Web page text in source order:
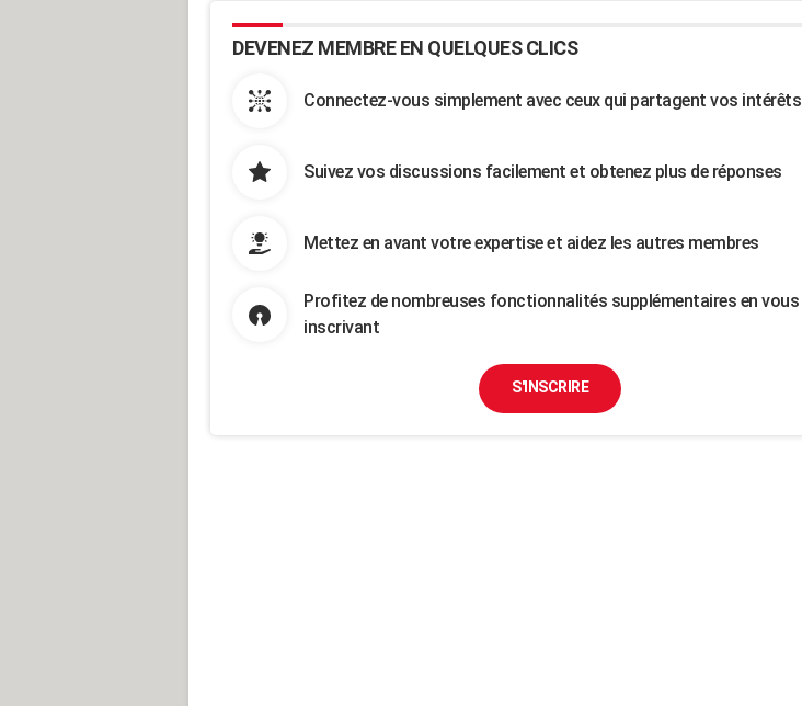
DEVENEZ MEMBRE EN QUELQUES CLICS
Connectez-vous simplement avec ceux qui partagent vos intérêts
Suivez vos discussions facilement et obtenez plus de réponses
Mettez en avant votre expertise et aidez les autres membres
Profitez de nombreuses fonctionnalités supplémentaires en vous
inscrivant
S'INSCRIRE